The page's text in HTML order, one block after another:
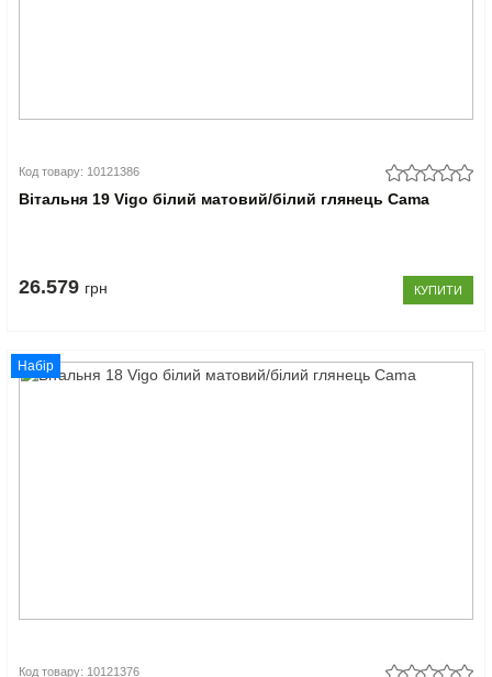
Код товару: 10121386
Вітальня 19 Vigo білий матовий/білий глянець Cama
26.579 грн КУПИТИ
Набір
Код товару: 10121376